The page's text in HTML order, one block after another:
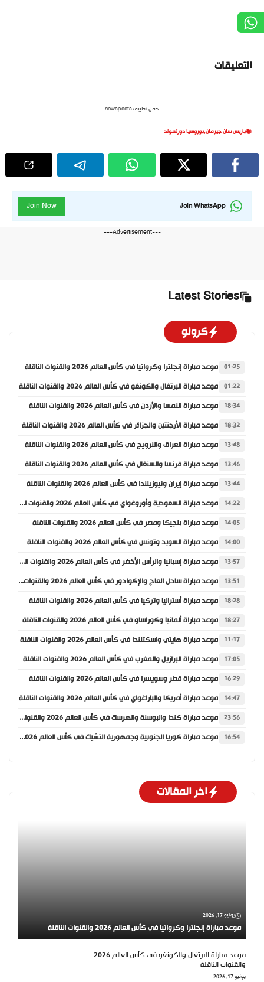
التعليقات
حمل تطبيق newspoots
باريس سان جيرمان,بوروسيا دورتموند
Join WhatsApp
Join Now
---Advertisement---
Latest Stories
كرونو
01:25 موعد مباراة إنجلترا وكرواتيا في كأس العالم 2026 والقنوات الناقلة
01:22 موعد مباراة البرتغال والكونغو في كأس العالم 2026 والقنوات الناقلة
18:34 موعد مباراة النمسا والأردن في كأس العالم 2026 والقنوات الناقلة
18:32 موعد مباراة الأرجنتين والجزائر في كأس العالم 2026 والقنوات الناقلة
13:48 موعد مباراة العراق والنرويج في كأس العالم 2026 والقنوات الناقلة
13:46 موعد مباراة فرنسا والسنغال في كأس العالم 2026 والقنوات الناقلة
13:44 موعد مباراة إيران ونيوزيلندا في كأس العالم 2026 والقنوات الناقلة
14:22 موعد مباراة السعودية وأوروغواي في كأس العالم 2026 والقنوات الناقلة
14:05 موعد مباراة بلجيكا ومصر في كأس العالم 2026 والقنوات الناقلة
14:00 موعد مباراة السويد وتونس في كأس العالم 2026 والقنوات الناقلة
13:57 موعد مباراة إسبانيا والرأس الأخضر في كأس العالم 2026 والقنوات الناقلة
13:51 موعد مباراة ساحل العاج والإكوادور في كأس العالم 2026 والقنوات الناقلة
18:28 موعد مباراة أستراليا وتركيا في كأس العالم 2026 والقنوات الناقلة
18:27 موعد مباراة ألمانيا وكوراساو في كأس العالم 2026 والقنوات الناقلة
11:17 موعد مباراة هايتي واسكتلندا في كأس العالم 2026 والقنوات الناقلة
17:05 موعد مباراة البرازيل والمغرب في كأس العالم 2026 والقنوات الناقلة
16:29 موعد مباراة قطر وسويسرا في كأس العالم 2026 والقنوات الناقلة
14:47 موعد مباراة أمريكا والباراغواي في كأس العالم 2026 والقنوات الناقلة
23:56 موعد مباراة كندا والبوسنة والهرسك في كأس العالم 2026 والقنوات الناقلة
16:54 موعد مباراة كوريا الجنوبية وجمهورية التشيك في كأس العالم 2026 والقنوات الناقلة
اخر المقالات
يونيو 17, 2026
موعد مباراة إنجلترا وكرواتيا في كأس العالم 2026 والقنوات الناقلة
موعد مباراة البرتغال والكونغو في كأس العالم 2026
والقنوات الناقلة
يونيو 17, 2026